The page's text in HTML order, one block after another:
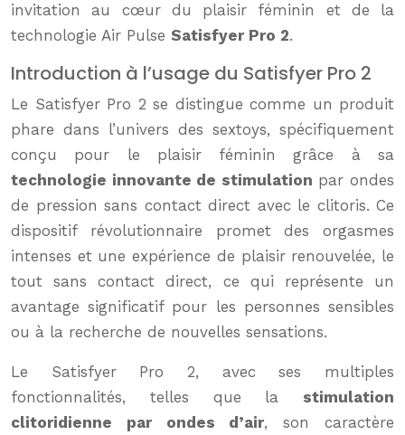
invitation au cœur du plaisir féminin et de la
technologie Air Pulse Satisfyer Pro 2.
Introduction à l’usage du Satisfyer Pro 2
Le Satisfyer Pro 2 se distingue comme un produit
phare dans l’univers des sextoys, spécifiquement
conçu pour le plaisir féminin grâce à sa
technologie innovante de stimulation par ondes
de pression sans contact direct avec le clitoris. Ce
dispositif révolutionnaire promet des orgasmes
intenses et une expérience de plaisir renouvelée, le
tout sans contact direct, ce qui représente un
avantage significatif pour les personnes sensibles
ou à la recherche de nouvelles sensations.
Le Satisfyer Pro 2, avec ses multiples
fonctionnalités, telles que la stimulation
clitoridienne par ondes d’air, son caractère